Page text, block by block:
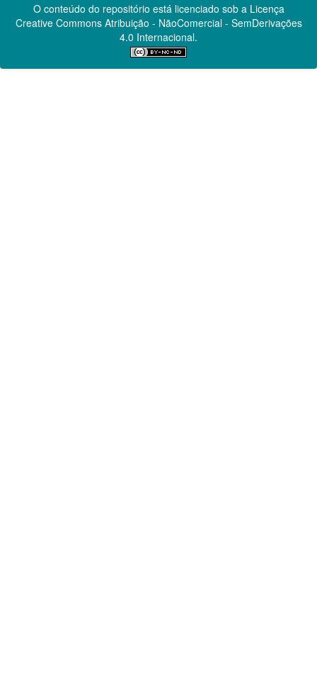
O conteúdo do repositório está licenciado sob a Licença
Creative CommonsAtribuição - NãoComercial - SemDerivações
4.0 Internacional.